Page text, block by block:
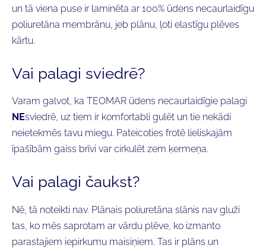
un tā viena puse ir laminēta ar 100% ūdens necaurlaidīgu
poliuretāna membrānu, jeb plānu, ļoti elastīgu plēves
kārtu.
Vai palagi sviedrē?
Varam galvot, ka TEOMAR ūdens necaurlaidīgie palagi
NEsviedrē, uz tiem ir komfortabli gulēt un tie nekādi
neietekmēs tavu miegu. Pateicoties frotē lieliskajām
īpašībām gaiss brīvi var cirkulēt zem ķermeņa.
Vai palagi čaukst?
Nē, tā noteikti nav. Plānais poliuretāna slānis nav gluži
tas, ko mēs saprotam ar vārdu plēve, ko izmanto
parastajiem iepirkumu maisiņiem. Tas ir plāns un